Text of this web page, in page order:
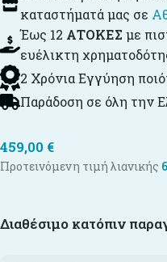
καταστήματά μας σε
Έως 12 ΑΤΟΚΕΣ με
ευέλικτη
2 Χρόνια Εγγύηση
Παράδοση σε όλη την
459,00 €
Προτεινόμενη τιμή λιανικής
Διαθέσιμο κατόπιν